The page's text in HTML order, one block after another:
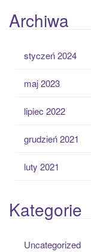
Archiwa
styczeń 2024
maj 2023
lipiec 2022
grudzień 2021
luty 2021
Kategorie
Uncategorized